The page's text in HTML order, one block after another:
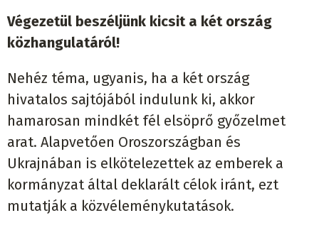
Végezetül beszéljünk kicsit a két ország
közhangulatáról!
Nehéz téma, ugyanis, ha a két ország
hivatalos sajtójából indulunk ki, akkor
hamarosan mindkét fél elsöprő győzelmet
arat. Alapvetően Oroszországban és
Ukrajnában is elkötelezettek az emberek a
kormányzat által deklarált célok iránt, ezt
mutatják a közvéleménykutatások.